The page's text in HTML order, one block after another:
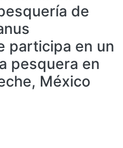
de
participa en un
pesquera en
México